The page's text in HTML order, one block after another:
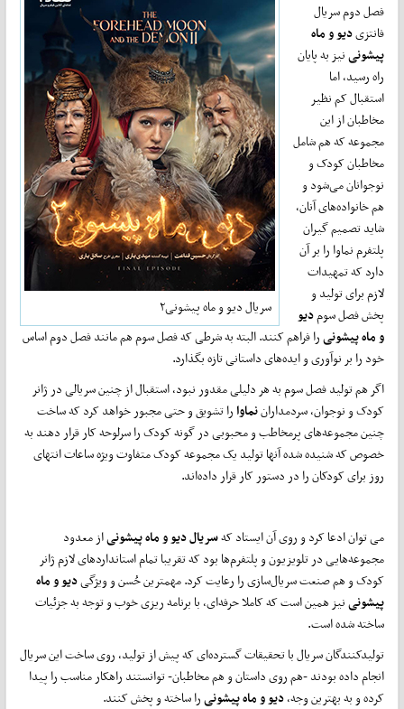
سریال دیو و ماه پیشونی۲
فصل دوم سریال
فانتزیدیو و ماه
پیشونینیز به پایان
راه رسید، اما
استقبال کم نظیر
مخاطبان از این
مجموعه که هم شامل
مخاطبان کودک و
نوجوانان می‌شود و
هم خانواده‌های آنان،
شاید تصمیم گیران
پلتفرم نماوا را بر آن
دارد که تمهیدات
لازم برای تولید و
پخش فصل سومدیو
و ماه پیشونیرا فراهم کنند. البته به شرطی که فصل سوم هم مانند فصل دوم اساس
خود را بر نوآوری و ایده‌های داستانی تازه بگذارد.
اگر هم تولید فصل سوم به هر دلیلی مقدور نبود، استقبال از چنین سریالی در ژانر
کودک و نوجوان، سردمداراننماوارا تشویق و حتی مجبور خواهد کرد که ساخت
چنین مجموعه‌های پرمخاطب و محبوبی در گونه کودک را سرلوحه کار قرار دهند به
خصوص که شنیده شده آنها تولید یک مجموعه کودک متفاوت ویژه ساعات انتهای
روز برای کودکان را در دستور کار قرار داده‌اند.
می توان ادعا کرد و روی آن ایستاد کهسریال دیو و ماه پیشونیاز معدود
مجموعه‌هایی در تلویزیون و پلتفرم‌ها بود که تقریبا تمام استانداردهای لازم ژانر
کودک و هم صنعت سریال‌سازی را رعایت کرد. مهمترین حُسن و ویژگیدیو و ماه
پیشونینیز همین است که کاملا حرفه‌ای، با برنامه ریزی خوب و توجه به جزئیات
ساخته شده است.
تولیدکنندگان سریال با تحقیقات گسترده‌ای که پیش از تولید، روی ساخت این سریال
انجام داده بودند -هم روی داستان و هم مخاطبان- توانستند راهکار مناسب را پیدا
کرده و به بهترین وجه،دیو و ماه پیشونیرا ساخته و پخش کنند.